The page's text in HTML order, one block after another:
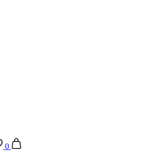
0